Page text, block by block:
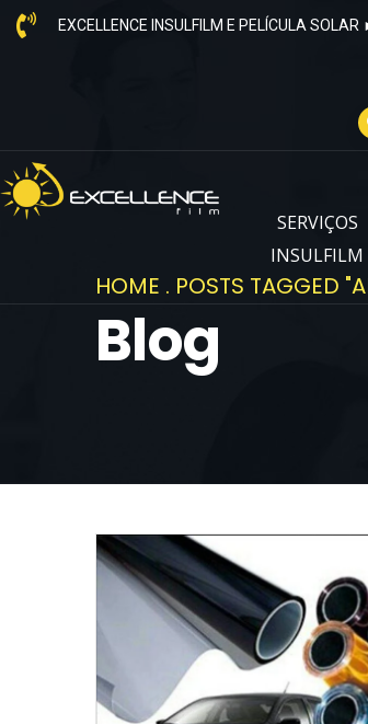
EXCELLENCE INSULFILM E PELÍCULA
SERVIÇOS
INSULFILM
HOME . POSTS TAGGED
Blog